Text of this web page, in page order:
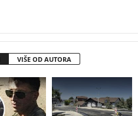
VIŠE OD AUTORA